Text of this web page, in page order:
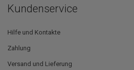
Kundenservice
Hilfe und Kontakte
Zahlung
Versand und Lieferung